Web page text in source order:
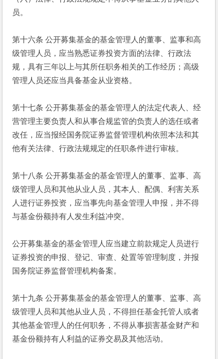
员。
第十六条 公开募集基金的基金管理人的董事、监事和高
级管理人员，应当熟悉证券投资方面的法律、行政法
规，具有三年以上与其所任职务相关的工作经历；高级
管理人员还应当具备基金从业资格。
第十七条 公开募集基金的基金管理人的法定代表人、经
营管理主要负责人和从事合规监管的负责人的选任或者
改任，应当报经国务院证券监督管理机构依照本法和其
他有关法律、行政法规规定的任职条件进行审核。
第十八条 公开募集基金的基金管理人的董事、监事、高
级管理人员和其他从业人员，其本人、配偶、利害关系
人进行证券投资，应当事先向基金管理人申报，并不得
与基金份额持有人发生利益冲突。
公开募集基金的基金管理人应当建立前款规定人员进行
证券投资的申报、登记、审查、处置等管理制度，并报
国务院证券监督管理机构备案。
第十九条 公开募集基金的基金管理人的董事、监事、高
级管理人员和其他从业人员，不得担任基金托管人或者
其他基金管理人的任何职务，不得从事损害基金财产和
基金份额持有人利益的证券交易及其他活动。